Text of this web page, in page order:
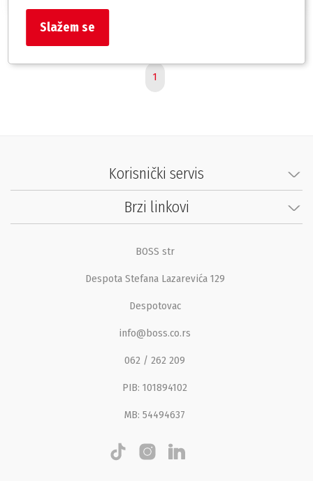
1
Korisnički servis
Brzi linkovi
BOSS str
Despota Stefana Lazarevića 129
Despotovac
info@boss.co.rs
062 / 262 209
PIB: 101894102
MB: 54494637
Slažem se